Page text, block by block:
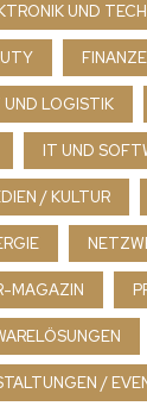
UND
UND LOGISTIK
IT UND
/ KULTUR
MAGAZIN
/